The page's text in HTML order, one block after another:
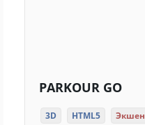
PARKOUR GO
3D HTML5
Экшен